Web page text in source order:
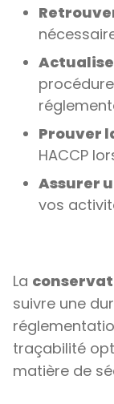
Prouver
HACCP
Assurer
vos
La
suivre une
traçabilité
matière de